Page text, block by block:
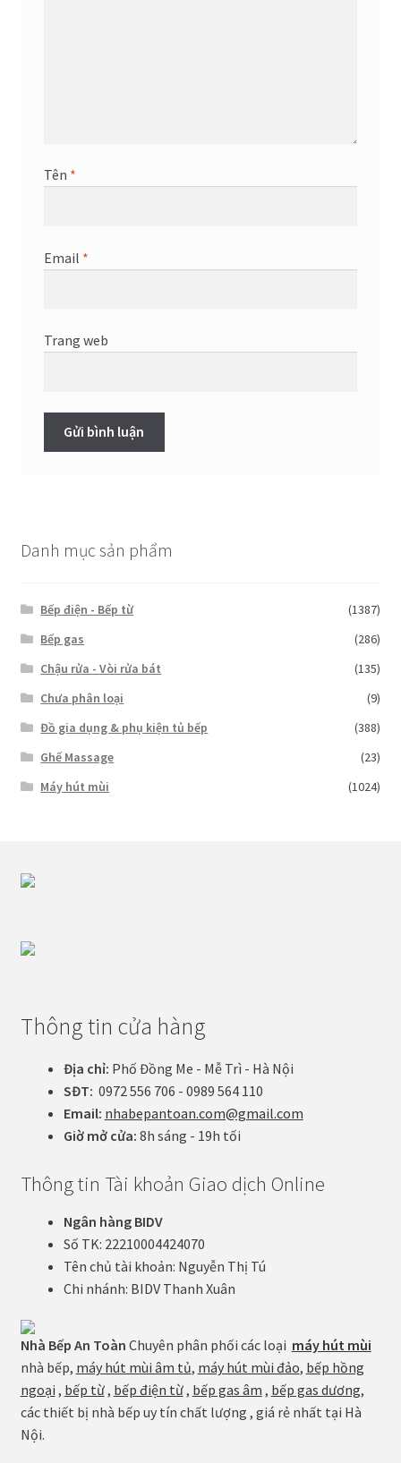
Tên *
Email *
Trang web
Danh mục sản phẩm
Bếp điện - Bếp từ
(1387)
Bếp gas
(286)
Chậu rửa - Vòi rửa bát
(135)
Chưa phân loại
(9)
Đồ gia dụng & phụ kiện tủ bếp
(388)
Ghế Massage
(23)
Máy hút mùi
(1024)
Thông tin cửa hàng
Địa chỉ: Phố Đồng Me - Mễ Trì - Hà Nội
SĐT: 0972 556 706 - 0989 564 110
Email: nhabepantoan.com@gmail.com
Giờ mở cửa: 8h sáng - 19h tối
Thông tin Tài khoản Giao dịch Online
Ngân hàng BIDV
Số TK: 22210004424070
Tên chủ tài khoản: Nguyễn Thị Tú
Chi nhánh: BIDV Thanh Xuân
Nhà Bếp An Toàn Chuyên phân phối các loại máy hút mùi
nhà bếp, máy hút mùi âm tủ, máy hút mùi đảo, bếp hồng
ngoại , bếp từ, bếp điện từ, bếp gas âm , bếp gas dương,
các thiết bị nhà bếp uy tín chất lượng , giá rẻ nhất tại Hà
Nội.